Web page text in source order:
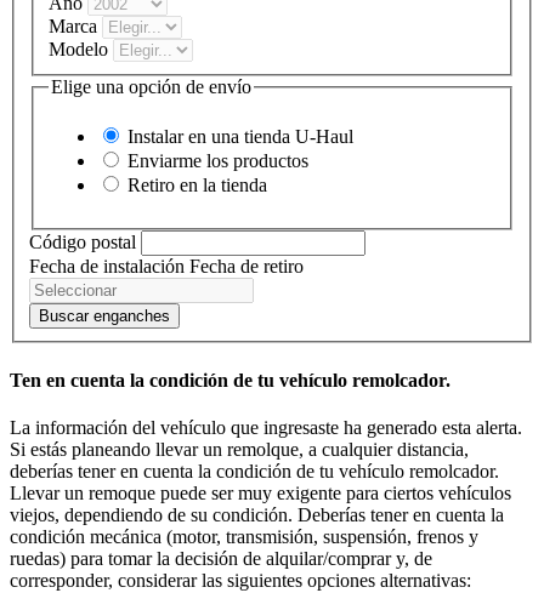
Marca
Modelo
Elige una opción de envío
Instalar en una tienda U-Haul
Enviarme los productos
Retiro en la tienda
Código postal
Fecha de instalación Fecha de retiro
Buscar enganches
Ten en cuenta la condición de tu vehículo remolcador.
La información del vehículo que ingresaste ha generado esta alerta.
Si estás planeando llevar un remolque, a cualquier distancia,
deberías tener en cuenta la condición de tu vehículo remolcador.
Llevar un remoque puede ser muy exigente para ciertos vehículos
viejos, dependiendo de su condición. Deberías tener en cuenta la
condición mecánica (motor, transmisión, suspensión, frenos y
ruedas) para tomar la decisión de alquilar/comprar y, de
corresponder, considerar las siguientes opciones alternativas: